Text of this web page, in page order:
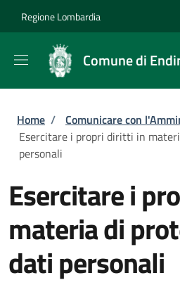
Regione Lombardia
Comune di
Briciole di pane
Home / Comunicare con
Esercitare i propri diritti in
personali
Esercitare i
materia di
dati personali